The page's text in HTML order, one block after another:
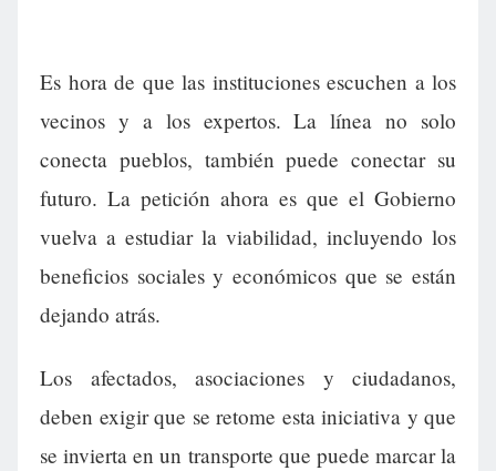
Es hora de que las instituciones escuchen a los
vecinos y a los expertos. La línea no solo
conecta pueblos, también puede conectar su
futuro. La petición ahora es que el Gobierno
vuelva a estudiar la viabilidad, incluyendo los
beneficios sociales y económicos que se están
dejando atrás.
Los afectados, asociaciones y ciudadanos,
deben exigir que se retome esta iniciativa y que
se invierta en un transporte que puede marcar la